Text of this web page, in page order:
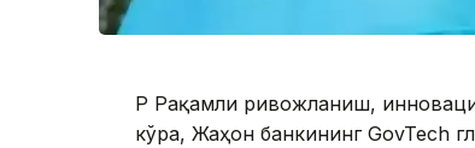
ҚР Рақамли ривожланиш,
кўра, Жаҳон банкининг GovTech